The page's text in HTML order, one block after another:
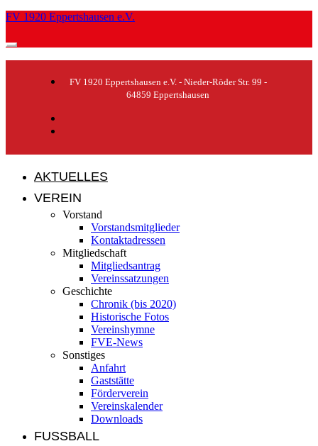
FV 1920 Eppertshausen e.V.
FV 1920 Eppertshausen e.V. - Nieder-Röder Str. 99 -
64859 Eppertshausen
AKTUELLES
VEREIN
Vorstand
Vorstandsmitglieder
Kontaktadressen
Mitgliedschaft
Mitgliedsantrag
Vereinssatzungen
Geschichte
Chronik (bis 2020)
Historische Fotos
Vereinshymne
FVE-News
Sonstiges
Anfahrt
Gaststätte
Förderverein
Vereinskalender
Downloads
FUSSBALL